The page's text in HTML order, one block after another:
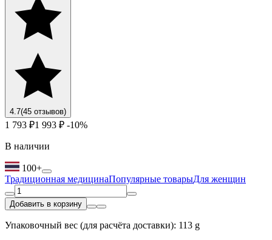
4.7(45 отзывов)
1 793 ₽1 993 ₽ -10%
В наличии
100+
Традиционная медицинаПопулярные товарыДля женщин
Добавить в корзину
Упаковочный вес (для расчёта доставки): 113 g